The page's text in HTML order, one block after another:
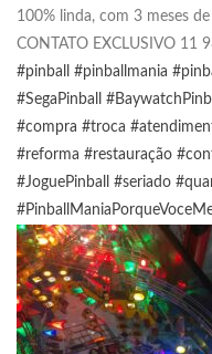
100% linda, com 3 meses
CONTATO EXCLUSIVO 11
#pinball
#pinballmania
#SegaPinball
#compra #troca
#reforma #restauração
#JoguePinball
#seriado